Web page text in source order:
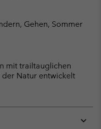
Gehen, Sommer
mit trailtauglichen
der Natur entwickelt